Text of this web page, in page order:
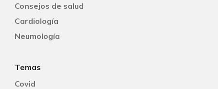
Consejos de salud
Cardiología
Neumología
Temas
Covid